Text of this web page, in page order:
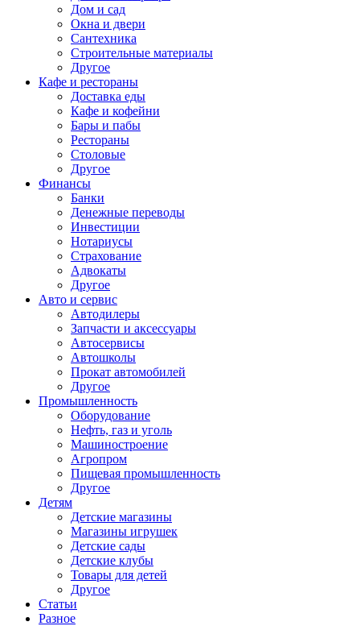
Дом и сад
Окна и двери
Сантехника
Строительные материалы
Другое
Кафе и рестораны
Доставка еды
Кафе и кофейни
Бары и пабы
Рестораны
Столовые
Другое
Финансы
Банки
Денежные переводы
Инвестиции
Нотариусы
Страхование
Адвокаты
Другое
Авто и сервис
Автодилеры
Запчасти и аксессуары
Автосервисы
Автошколы
Прокат автомобилей
Другое
Промышленность
Оборудование
Нефть, газ и уголь
Машиностроение
Агропром
Пищевая промышленность
Другое
Детям
Детские магазины
Магазины игрушек
Детские сады
Детские клубы
Товары для детей
Другое
Статьи
Разное